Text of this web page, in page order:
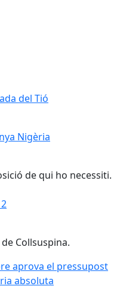
del Tió
Nigèria
de qui ho necessiti.
Collsuspina.
aprova el pressupost
absoluta